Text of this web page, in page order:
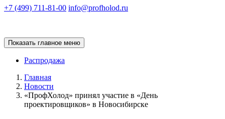
+7 (499) 711-81-00 info@profholod.ru
Показать главное меню
Распродажа
Главная
Новости
«ПрофХолод» принял участие в «День
проектировщиков» в Новосибирске